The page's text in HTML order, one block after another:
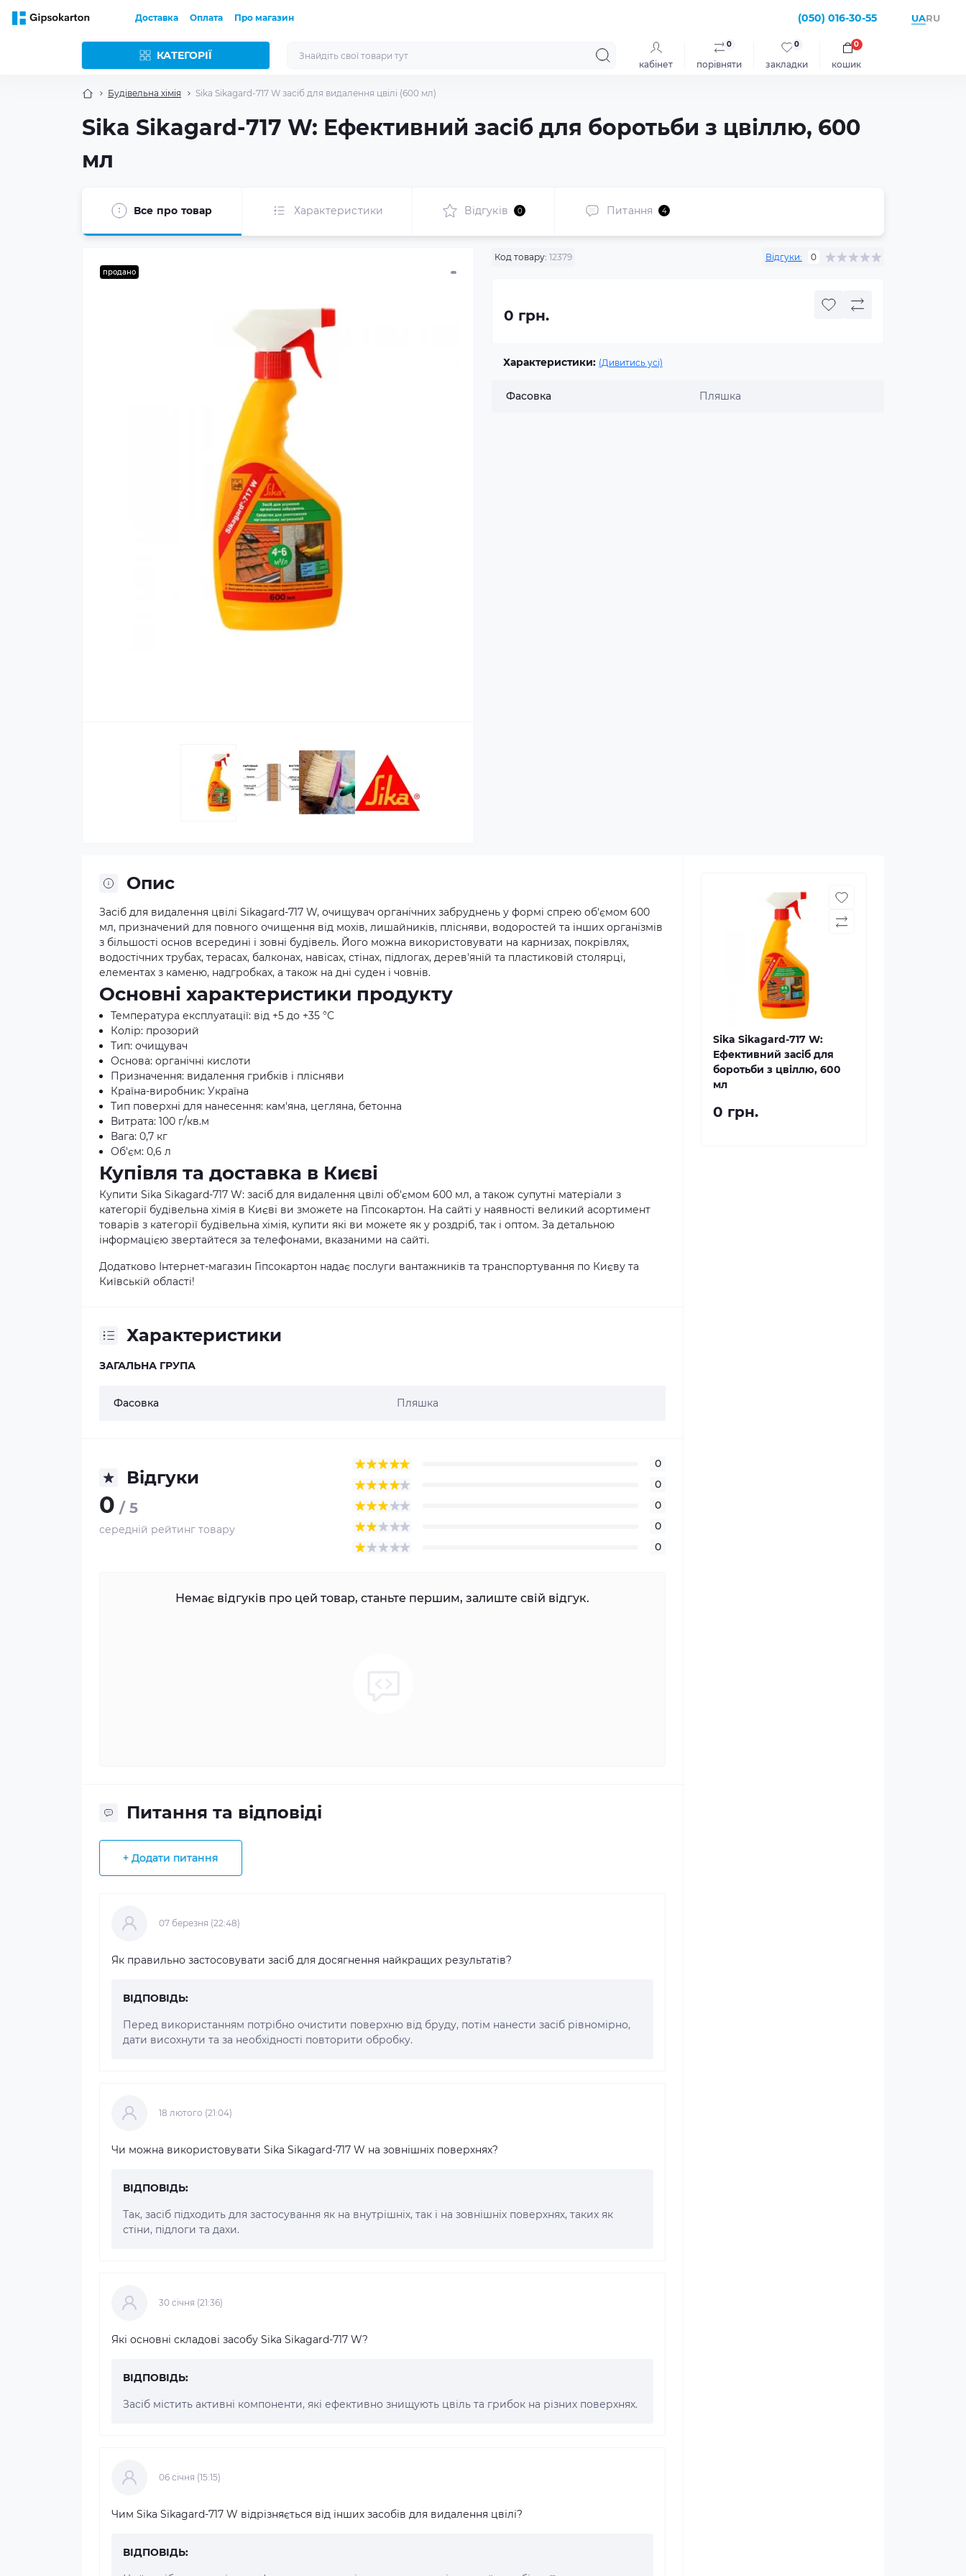
Доставка Оплата Про магазин (050) 016-30-55 UARU
КАТЕГОРІЇ
кабінет порівняти
0
закладки
0
кошик
0
Будівельна хімія Sika Sikagard-717 W засіб для видалення цвілі (600 мл)
Sika Sikagard-717 W: Ефективний засіб для боротьби з цвіллю, 600
мл
Все про товар Характеристики Відгуків 0 Питання 4
продано
Код товару: 12379 Відгуки: 0
0 грн.
Характеристики: (Дивитись усі)
Фасовка Пляшка
Опис
Засіб для видалення цвілі Sikagard-717 W, очищувач органічних забруднень у формі спрею об'ємом 600
мл, призначений для повного очищення від мохів, лишайників, плісняви, водоростей та інших організмів
з більшості основ всередині і зовні будівель. Його можна використовувати на карнизах, покрівлях,
водостічних трубах, терасах, балконах, навісах, стінах, підлогах, дерев'яній та пластиковій столярці,
елементах з каменю, надгробках, а також на дні суден і човнів.
Основні характеристики продукту
Температура експлуатації: від +5 до +35 °C
Колір: прозорий
Тип: очищувач
Основа: органічні кислоти
Призначення: видалення грибків і плісняви
Країна-виробник: Україна
Тип поверхні для нанесення: кам'яна, цегляна, бетонна
Витрата: 100 г/кв.м
Вага: 0,7 кг
Об'єм: 0,6 л
Купівля та доставка в Києві
Купити Sika Sikagard-717 W: засіб для видалення цвілі об'ємом 600 мл, а також супутні матеріали з
категорії будівельна хімія в Києві ви зможете на Гіпсокартон. На сайті у наявності великий асортимент
товарів з категорії будівельна хімія, купити які ви можете як у роздріб, так і оптом. За детальною
інформацією звертайтеся за телефонами, вказаними на сайті.
Додатково Інтернет-магазин Гіпсокартон надає послуги вантажників та транспортування по Києву та
Київській області!
Характеристики
ЗАГАЛЬНА ГРУПА
Фасовка Пляшка
Відгуки
0 / 5
середній рейтинг товару
0
0
0
0
0
Немає відгуків про цей товар, станьте першим, залиште свій відгук.
Питання та відповіді
+ Додати питання
07 березня (22:48)
Як правильно застосовувати засіб для досягнення найкращих результатів?
ВІДПОВІДЬ:
Перед використанням потрібно очистити поверхню від бруду, потім нанести засіб рівномірно,
дати висохнути та за необхідності повторити обробку.
18 лютого (21:04)
Чи можна використовувати Sika Sikagard-717 W на зовнішніх поверхнях?
ВІДПОВІДЬ:
Так, засіб підходить для застосування як на внутрішніх, так і на зовнішніх поверхнях, таких як
стіни, підлоги та дахи.
30 cічня (21:36)
Які основні складові засобу Sika Sikagard-717 W?
ВІДПОВІДЬ:
Засіб містить активні компоненти, які ефективно знищують цвіль та грибок на різних поверхнях.
06 cічня (15:15)
Чим Sika Sikagard-717 W відрізняється від інших засобів для видалення цвілі?
ВІДПОВІДЬ:
Sika Sikagard-717 W:
Ефективний засіб для
боротьби з цвіллю, 600
мл
0 грн.